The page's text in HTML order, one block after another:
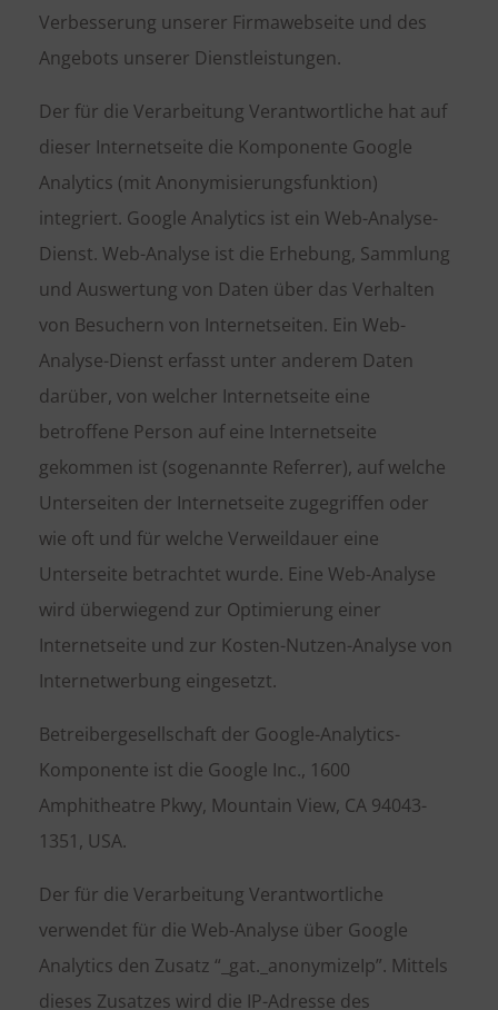
Verbesserung unserer Firmawebseite und des
Angebots unserer Dienstleistungen.
Der für die Verarbeitung Verantwortliche hat auf
dieser Internetseite die Komponente Google
Analytics (mit Anonymisierungsfunktion)
integriert. Google Analytics ist ein Web-Analyse-
Dienst. Web-Analyse ist die Erhebung, Sammlung
und Auswertung von Daten über das Verhalten
von Besuchern von Internetseiten. Ein Web-
Analyse-Dienst erfasst unter anderem Daten
darüber, von welcher Internetseite eine
betroffene Person auf eine Internetseite
gekommen ist (sogenannte Referrer), auf welche
Unterseiten der Internetseite zugegriffen oder
wie oft und für welche Verweildauer eine
Unterseite betrachtet wurde. Eine Web-Analyse
wird überwiegend zur Optimierung einer
Internetseite und zur Kosten-Nutzen-Analyse von
Internetwerbung eingesetzt.
Betreibergesellschaft der Google-Analytics-
Komponente ist die Google Inc., 1600
Amphitheatre Pkwy, Mountain View, CA 94043-
1351, USA.
Der für die Verarbeitung Verantwortliche
verwendet für die Web-Analyse über Google
Analytics den Zusatz “_gat._anonymizeIp”. Mittels
dieses Zusatzes wird die IP-Adresse des